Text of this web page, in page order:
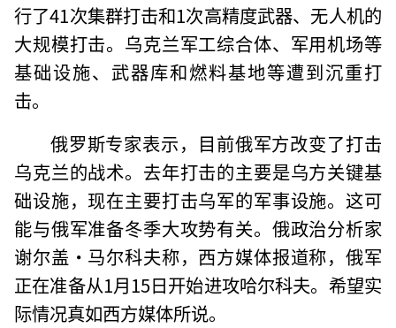
行了41次集群打击和1次高精度武器、无人机的
大规模打击。乌克兰军工综合体、军用机场等
基础设施、武器库和燃料基地等遭到沉重打
击。
俄罗斯专家表示，目前俄军方改变了打击
乌克兰的战术。去年打击的主要是乌方关键基
础设施，现在主要打击乌军的军事设施。这可
能与俄军准备冬季大攻势有关。俄政治分析家
谢尔盖·马尔科夫称，西方媒体报道称，俄军
正在准备从1月15日开始进攻哈尔科夫。希望实
际情况真如西方媒体所说。